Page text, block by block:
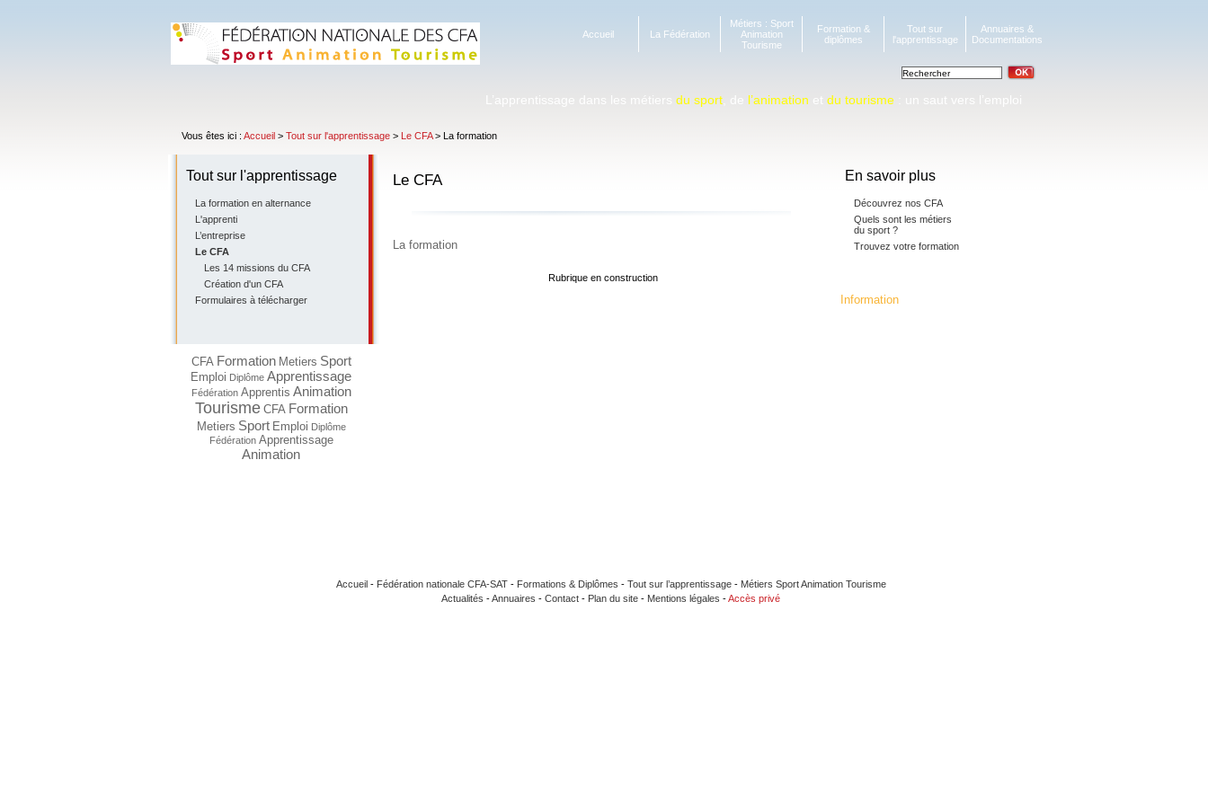
Accueil La Fédération
Métiers : Sport
Animation
Tourisme
Formation &
diplômes
Tout sur
l'apprentissage
Annuaires &
Documentations
L’apprentissage dans les métiers du sport , de l’animation et du tourisme : un saut vers l’emploi
Vous êtes ici : Accueil > Tout sur l'apprentissage > Le CFA> La formation
Tout sur l'apprentissage
La formation en alternance
L'apprenti
L’entreprise
Le CFA
Les 14 missions du CFA
Création d'un CFA
Formulaires à télécharger
CFA Formation Metiers Sport
Emploi Diplôme Apprentissage
Fédération Apprentis Animation
Tourisme CFA Formation
Metiers Sport Emploi Diplôme
Fédération Apprentissage
Animation
Le CFA
La formation
Rubrique en construction
En savoir plus
Découvrez nos CFA
Quels sont les métiers
du sport ?
Trouvez votre formation
Information
Accueil- Fédération nationale CFA-SAT- Formations & Diplômes - Tout sur l’apprentissage- Métiers Sport Animation Tourisme
Actualités -Annuaires - Contact - Plan du site - Mentions légales -Accès privé